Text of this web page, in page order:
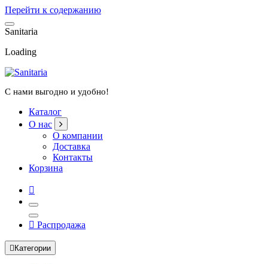
Перейти к содержанию
Sanitaria
Loading
С нами выгодно и удобно!
Каталог
О нас
О компании
Доставка
Контакты
Корзина
Распродажа
Категории